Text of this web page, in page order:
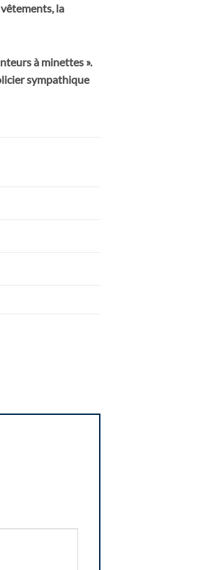
la
à minettes ».
sympathique